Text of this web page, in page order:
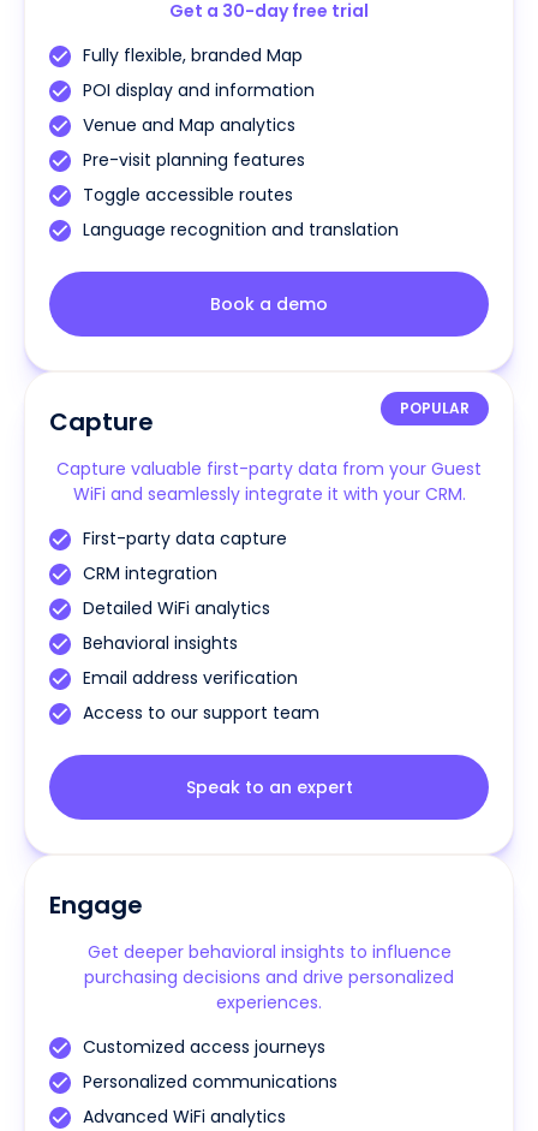
Get a 30-day free trial
Fully flexible, branded Map
POI display and information
Venue and Map analytics
Pre-visit planning features
Toggle accessible routes
Language recognition and translation
Book a demo
Capture POPULAR
Capture valuable first-party data from your Guest
WiFi and seamlessly integrate it with your CRM.
First-party data capture
CRM integration
Detailed WiFi analytics
Behavioral insights
Email address verification
Access to our support team
Speak to an expert
Engage
Get deeper behavioral insights to influence
purchasing decisions and drive personalized
experiences.
Customized access journeys
Personalized communications
Advanced WiFi analytics